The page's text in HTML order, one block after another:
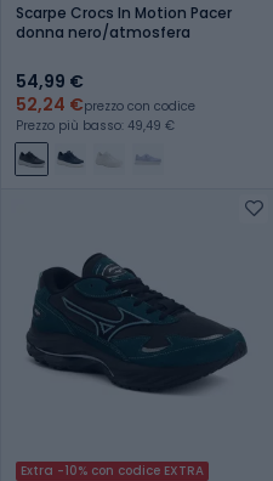
Scarpe Crocs In Motion Pacer
donna nero/atmosfera
54,99 €
52,24 €prezzo con codice
Prezzo più basso: 49,49 €
Extra -10% con codice EXTRA